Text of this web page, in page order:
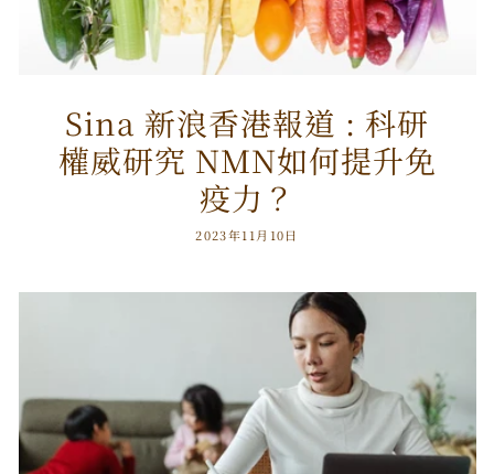
Sina 新浪香港報道 : 科研
權威研究 NMN如何提升免
疫力？
2023年11月10日